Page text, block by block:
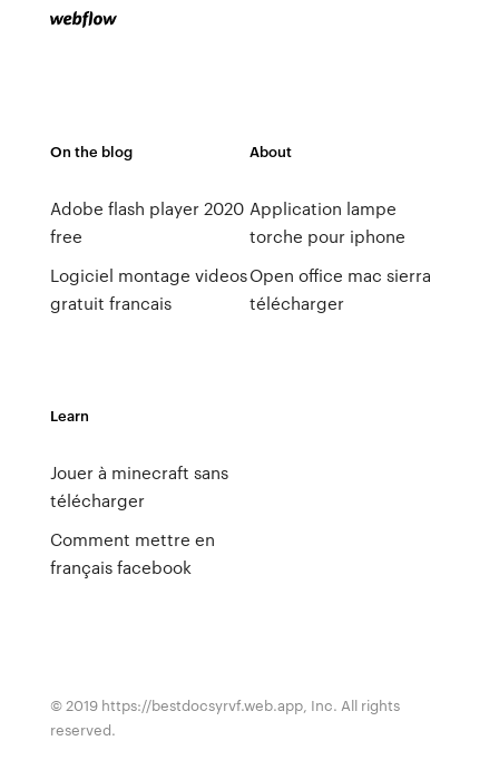
On the blog
Adobe flash player 2020
free
Logiciel montage videos
gratuit francais
About
Application lampe
torche pour iphone
Open office mac sierra
télécharger
Learn
Jouer à minecraft sans
télécharger
Comment mettre en
français facebook
© 2019 https://bestdocsyrvf.web.app, Inc. All rights
reserved.